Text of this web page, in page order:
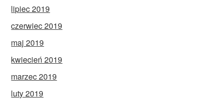
lipiec 2019
czerwiec 2019
maj 2019
kwiecień 2019
marzec 2019
luty 2019